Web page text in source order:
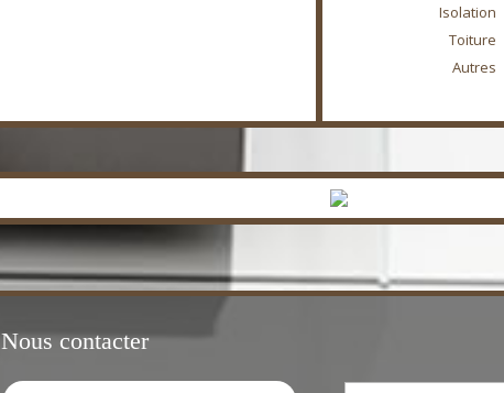
Isolation
Toiture
Autres
Nous contacter